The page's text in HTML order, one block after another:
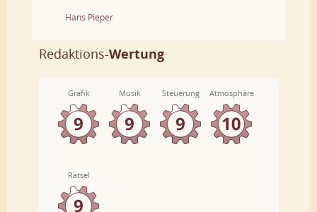
Hans Pieper
Redaktions-Wertung
Grafik Musik Steuerung Atmosphäre
Rätsel